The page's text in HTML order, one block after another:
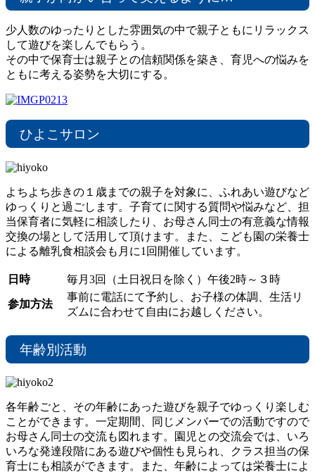
少人数のゆったりとした雰囲気の中で親子ともにリラックス
して遊びを楽しんでもらう。
その中で保育士は親子との信頼関係を築き、育児への悩みを
ともに考える姿勢を大切にする。
ひよこサロン
よちよち歩きの１歳までの親子を対象に、ふれあい遊びなど
ゆっくりと過ごします。子育てに関する質問や悩みなど、担
当保育者に気軽に相談したり、お母さん同士の有意義な情報
交換の場として活用して頂けます。また、こども園の栄養士
による離乳食相談会も月に1回開催しています。
日時 毎月3回（土日祝日を除く）午後2時～３時
参加方法
事前に電話にて予約し、お子様の体調、生活リ
ズムに合わせて自由にお越しください。
年齢別活動
各年齢ごと、その年齢にあった遊びを親子でゆっくり楽しむ
ことができます。一定期間、同じメンバーでの活動ですので
お母さん同士の交流も図れます。園児との交流会では、いろ
いろな発達段階にある遊びや個性も見られ、クラス担当の保
育士にも相談ができます。また、年齢によっては栄養士によ